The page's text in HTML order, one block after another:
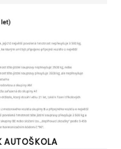
AUTOŠKOLA